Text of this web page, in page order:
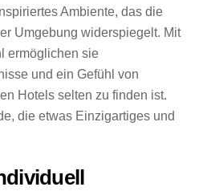
Ambiente, das die
Umgebung widerspiegelt. Mit
ermöglichen sie
und ein Gefühl von
Hotels selten zu finden ist.
die etwas Einzigartiges und